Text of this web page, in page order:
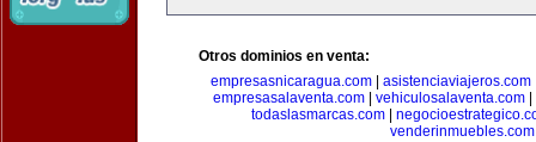
Otros dominios en venta:
empresasnicaragua.com| asistenciaviajeros.com
empresasalaventa.com| vehiculosalaventa.com|
todaslasmarcas.com
venderinmuebles.com